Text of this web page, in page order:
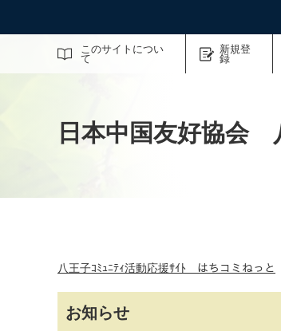
このサイトについ
て
新規登
録
サイト内検索
日本中国友好協会
八王子ｺﾐｭﾆﾃｨ活動応援ｻｲﾄ はちコミねっと
お知らせ